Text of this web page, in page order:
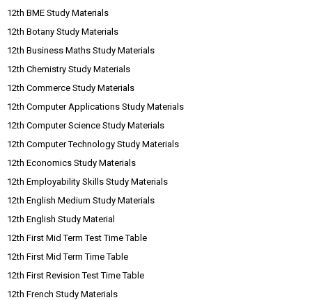
12th BME Study Materials
12th Botany Study Materials
12th Business Maths Study Materials
12th Chemistry Study Materials
12th Commerce Study Materials
12th Computer Applications Study Materials
12th Computer Science Study Materials
12th Computer Technology Study Materials
12th Economics Study Materials
12th Employability Skills Study Materials
12th English Medium Study Materials
12th English Study Material
12th First Mid Term Test Time Table
12th First Mid Term Time Table
12th First Revision Test Time Table
12th French Study Materials